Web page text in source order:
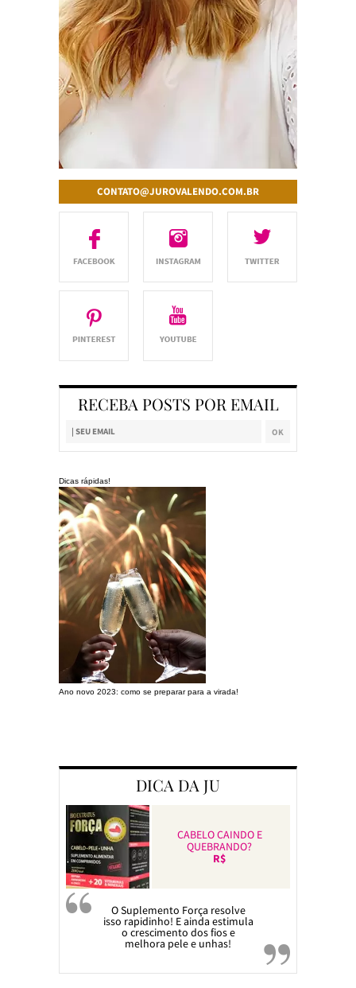
CONTATO@JUROVALENDO.COM.BR
RECEBA POSTS POR EMAIL
Dicas rápidas!
Ano novo 2023: como se preparar para a virada!
DICA DA JU
CABELO CAINDO E
QUEBRANDO?
R$
O Suplemento Força resolve
isso rapidinho! E ainda estimula
o crescimento dos fios e
melhora pele e unhas!